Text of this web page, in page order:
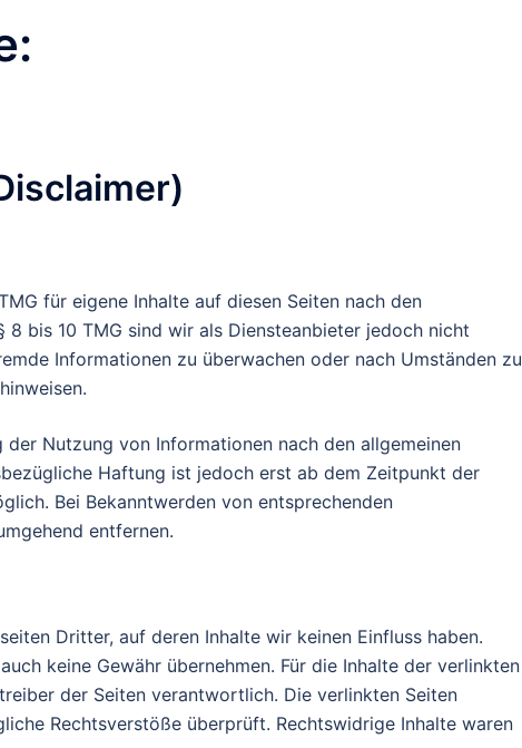
für eigene Inhalte auf diesen Seiten nach den
bis 10 TMG sind wir als Diensteanbieter jedoch nicht
Informationen zu überwachen oder nach Umständen zu
Nutzung von Informationen nach den allgemeinen
Haftung ist jedoch erst ab dem Zeitpunkt der
Bei Bekanntwerden von entsprechenden
entfernen.
Dritter, auf deren Inhalte wir keinen Einfluss haben.
keine Gewähr übernehmen. Für die Inhalte der verlinkten
der Seiten verantwortlich. Die verlinkten Seiten
Rechtsverstöße überprüft. Rechtswidrige Inhalte waren